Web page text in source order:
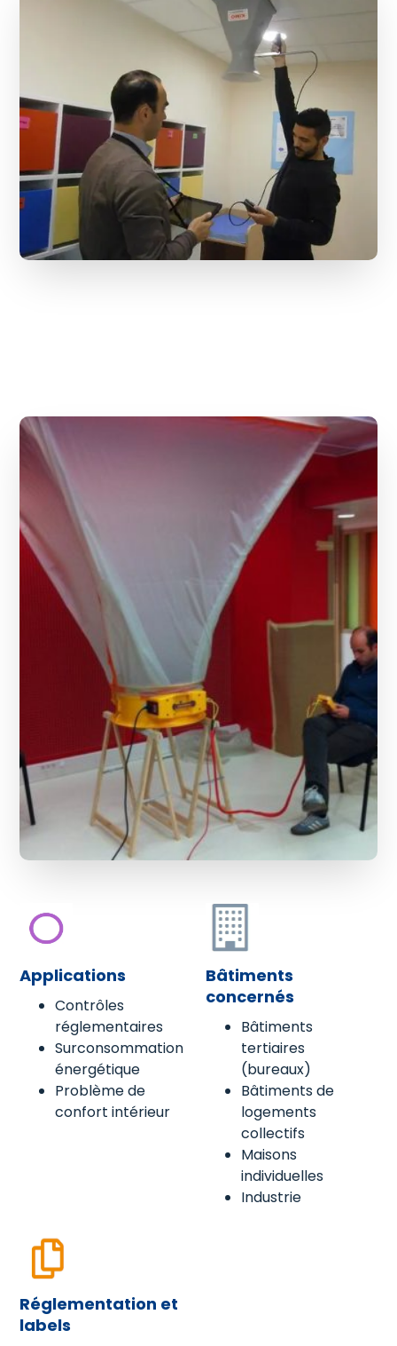
Applications
Contrôles
réglementaires
Surconsommation
énergétique
Problème de
confort intérieur
Bâtiments
concernés
Bâtiments
tertiaires
(bureaux)
Bâtiments de
logements
collectifs
Maisons
individuelles
Industrie
Réglementation et
labels